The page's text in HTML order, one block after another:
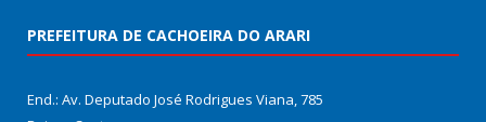
PREFEITURA DE CACHOEIRA DO ARARI
End.: Av. Deputado José Rodrigues Viana, 785